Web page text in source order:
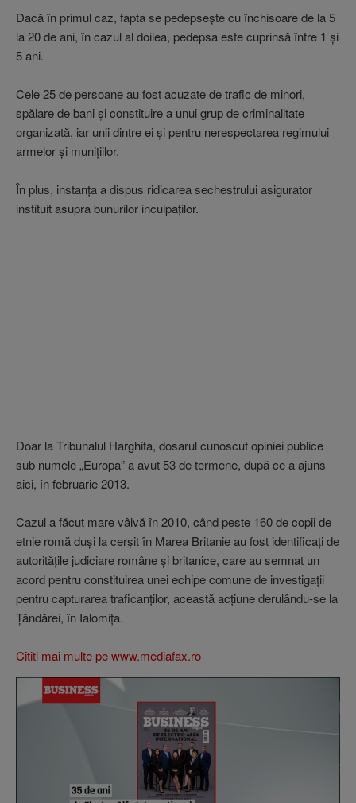
Dacă în primul caz, fapta se pedepseşte cu închisoare de la 5
la 20 de ani, în cazul al doilea, pedepsa este cuprinsă între 1 şi
5 ani.
Cele 25 de persoane au fost acuzate de trafic de minori,
spălare de bani şi constituire a unui grup de criminalitate
organizată, iar unii dintre ei şi pentru nerespectarea regimului
armelor şi muniţiilor.
În plus, instanţa a dispus ridicarea sechestrului asigurator
instituit asupra bunurilor inculpaţilor.
Doar la Tribunalul Harghita, dosarul cunoscut opiniei publice
sub numele „Europa” a avut 53 de termene, după ce a ajuns
aici, în februarie 2013.
Cazul a făcut mare vâlvă în 2010, când peste 160 de copii de
etnie romă duşi la cerşit în Marea Britanie au fost identificaţi de
autorităţile judiciare române şi britanice, care au semnat un
acord pentru constituirea unei echipe comune de investigaţii
pentru capturarea traficanţilor, această acţiune derulându-se la
Ţăndărei, în Ialomiţa.
Cititi mai multe pe www.mediafax.ro